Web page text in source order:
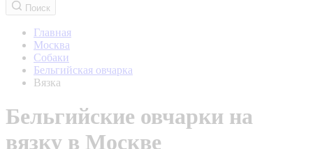
Поиск
Главная
Москва
Собаки
Бельгийская овчарка
Вязка
Бельгийские овчарки на
вязку в Москве